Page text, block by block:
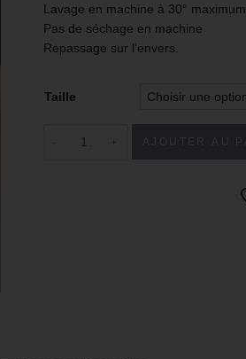
Lavage en machine à 30° maximum
Pas de séchage en machine
Repassage sur l’envers.
Taille